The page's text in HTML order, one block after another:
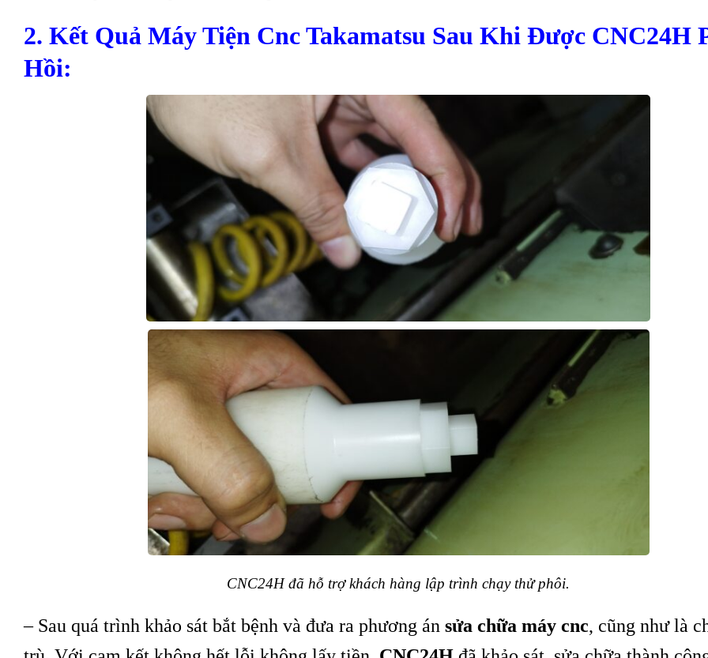
2. Kết Quả Máy Tiện Cnc Takamatsu Sau Khi Được CNC24H
Hồi:
CNC24H đã hỗ trợ khách hàng lập trình chạy thử phôi.
– Sau quá trình khảo sát bắt bệnh và đưa ra phương án sửa chữa máy cnc, cũng như là